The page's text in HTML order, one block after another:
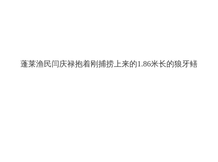
蓬莱渔民闫庆禄抱着刚捕捞上来的1.86米长的狼牙鳝